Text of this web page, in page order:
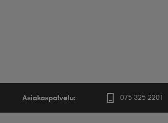
Asiakaspalvelu: 075 325 2201